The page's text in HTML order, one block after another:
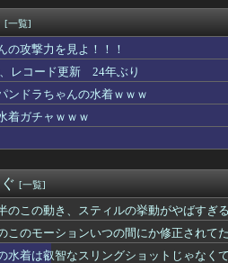
佳さんがご結婚！おめでとうございます！
い浮かべてみてください
ロテクター「共通面 ゴールド (ホログラ
引退・・・
で発売決定！
蘇生によるロード時間、一部のPCよ...
円しかくれない…この弁当屋、500円で
「領域展開」と呼んでいる・・・・・
で初勝利！久しぶりにウマ娘ネーム馬が
ったりすんの？
ンワールドRPG、アクション、ターン制と
視とかあるんだ知らんかったわ
られてない奴ｗｗｗ
[一覧]
の攻撃力を見よ！！！
、レコード更新 24年ぶり
ンドラちゃんの水着ｗｗｗ
着ガチャｗｗｗ
[一覧]
のこの動き、スティルの挙動がやばすぎる
このモーションいつの間にか修正されて
水着は叡智なスリングショットじゃなく